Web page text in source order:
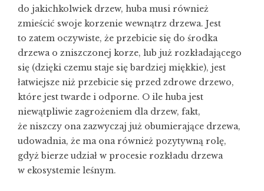
do jakichkolwiek drzew, huba musi również
zmieścić swoje korzenie wewnątrz drzewa. Jest
to zatem oczywiste, że przebicie się do środka
drzewa o zniszczonej korze, lub już rozkładającego
się (dzięki czemu staje się bardziej miękkie), jest
łatwiejsze niż przebicie się przed zdrowe drzewo,
które jest twarde i odporne. O ile huba jest
niewątpliwie zagrożeniem dla drzew, fakt,
że niszczy ona zazwyczaj już obumierające drzewa,
udowadnia, że ma ona również pozytywną rolę,
gdyż bierze udział w procesie rozkładu drzewa
w ekosystemie leśnym.